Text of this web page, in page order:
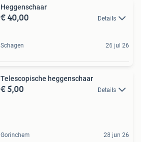
Heggenschaar
€ 40,00 Details
Schagen 26 jul 26
Telescopische heggenschaar
€ 5,00 Details
Gorinchem 28 jun 26